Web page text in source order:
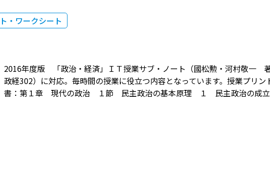
・ワークシート
2016年度版 「政治・経済」ＩＴ授業サブ・ノート（國松勲・河村敬一
政経302）に対応。毎時間の授業に役立つ内容となっています。授業プリ
書：第１章 現代の政治 １節 民主政治の基本原理 １ 民主政治の成立